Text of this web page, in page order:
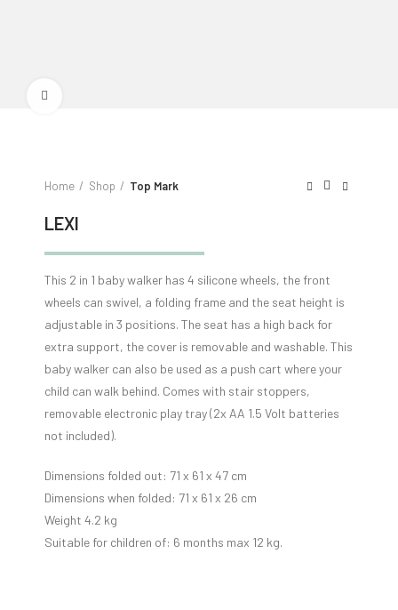
Home Shop Top Mark
LEXI
This 2 in 1 baby walker has 4 silicone wheels, the front
wheels can swivel, a folding frame and the seat height is
adjustable in 3 positions. The seat has a high back for
extra support, the cover is removable and washable. This
baby walker can also be used as a push cart where your
child can walk behind. Comes with stair stoppers,
removable electronic play tray (2x AA 1.5 Volt batteries
not included).
Dimensions folded out: 71 x 61 x 47 cm
Dimensions when folded: 71 x 61 x 26 cm
Weight 4.2 kg
Suitable for children of: 6 months max 12 kg.